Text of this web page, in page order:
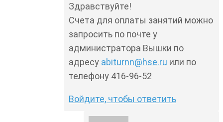
Здравствуйте!
Счета для оплаты занятий можно
запросить по почте у
администратора Вышки по
адресу abiturnn@hse.ru или по
телефону 416-96-52
Войдите, чтобы ответить